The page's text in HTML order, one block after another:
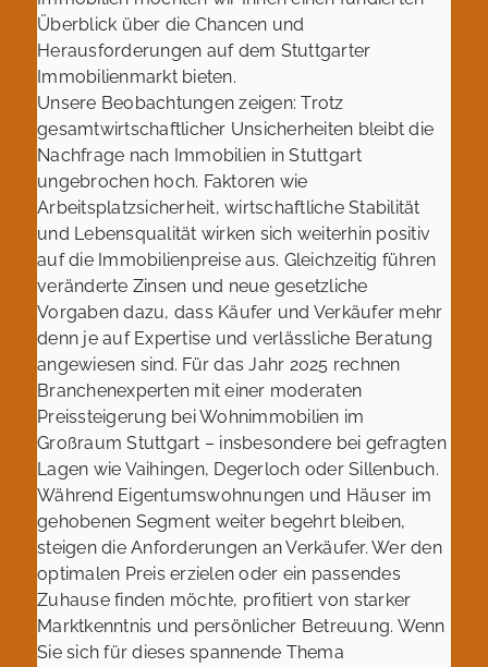
Überblick über die Chancen und
Herausforderungen auf dem Stuttgarter
Immobilienmarkt bieten.
Unsere Beobachtungen zeigen: Trotz
gesamtwirtschaftlicher Unsicherheiten bleibt die
Nachfrage nach Immobilien in Stuttgart
ungebrochen hoch. Faktoren wie
Arbeitsplatzsicherheit, wirtschaftliche Stabilität
und Lebensqualität wirken sich weiterhin positiv
auf die Immobilienpreise aus. Gleichzeitig führen
veränderte Zinsen und neue gesetzliche
Vorgaben dazu, dass Käufer und Verkäufer mehr
denn je auf Expertise und verlässliche Beratung
angewiesen sind. Für das Jahr 2025 rechnen
Branchenexperten mit einer moderaten
Preissteigerung bei Wohnimmobilien im
Großraum Stuttgart – insbesondere bei gefragten
Lagen wie Vaihingen, Degerloch oder Sillenbuch.
Während Eigentumswohnungen und Häuser im
gehobenen Segment weiter begehrt bleiben,
steigen die Anforderungen an Verkäufer. Wer den
optimalen Preis erzielen oder ein passendes
Zuhause finden möchte, profitiert von starker
Marktkenntnis und persönlicher Betreuung. Wenn
Sie sich für dieses spannende Thema